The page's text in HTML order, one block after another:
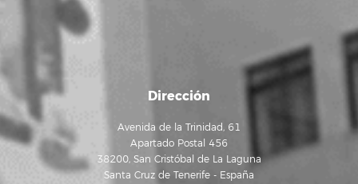
Dirección
Avenida de la Trinidad, 61
Apartado Postal 456
38200, San Cristóbal de La Laguna
Santa Cruz de Tenerife - España